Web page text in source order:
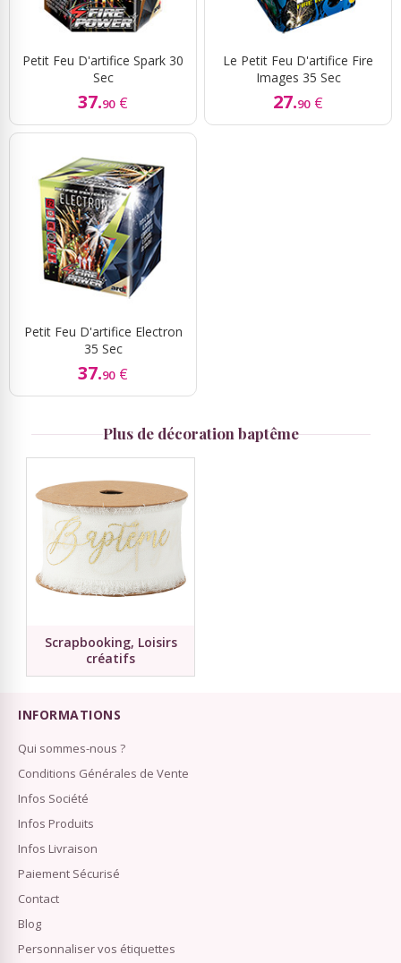
Petit Feu D'artifice Spark 30
Sec
37.90 €
Le Petit Feu D'artifice Fire
Images 35 Sec
27.90 €
Petit Feu D'artifice Electron
35 Sec
37.90 €
Plus de décoration baptême
Scrapbooking, Loisirs
créatifs
INFORMATIONS
Qui sommes-nous ?
Conditions Générales de Vente
Infos Société
Infos Produits
Infos Livraison
Paiement Sécurisé
Contact
Blog
Personnaliser vos étiquettes